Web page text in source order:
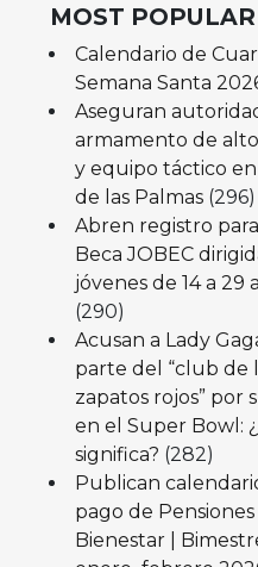
MOST POPULAR
Calendario de
Semana Santa
Aseguran
armamento de
y equipo táctico en
de las Palmas (296)
Abren registro
Beca JOBEC
jóvenes de 14 a 29
(290)
Acusan a Lady
parte del “club de
zapatos rojos” por
en el Super Bowl:
significa? (282)
Publican
pago de Pensiones
Bienestar |